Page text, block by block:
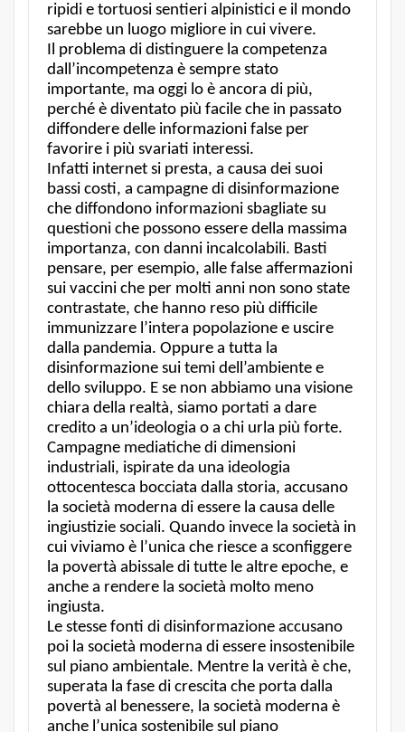
ripidi e tortuosi sentieri alpinistici e il mondo
sarebbe un luogo migliore in cui vivere.
Il problema di distinguere la competenza
dall’incompetenza è sempre stato
importante, ma oggi lo è ancora di più,
perché è diventato più facile che in passato
diffondere delle informazioni false per
favorire i più svariati interessi.
Infatti internet si presta, a causa dei suoi
bassi costi, a campagne di disinformazione
che diffondono informazioni sbagliate su
questioni che possono essere della massima
importanza, con danni incalcolabili. Basti
pensare, per esempio, alle false affermazioni
sui vaccini che per molti anni non sono state
contrastate, che hanno reso più difficile
immunizzare l’intera popolazione e uscire
dalla pandemia. Oppure a tutta la
disinformazione sui temi dell’ambiente e
dello sviluppo. E se non abbiamo una visione
chiara della realtà, siamo portati a dare
credito a un’ideologia o a chi urla più forte.
Campagne mediatiche di dimensioni
industriali, ispirate da una ideologia
ottocentesca bocciata dalla storia, accusano
la società moderna di essere la causa delle
ingiustizie sociali. Quando invece la società in
cui viviamo è l’unica che riesce a sconfiggere
la povertà abissale di tutte le altre epoche, e
anche a rendere la società molto meno
ingiusta.
Le stesse fonti di disinformazione accusano
poi la società moderna di essere insostenibile
sul piano ambientale. Mentre la verità è che,
superata la fase di crescita che porta dalla
povertà al benessere, la società moderna è
anche l’unica sostenibile sul piano